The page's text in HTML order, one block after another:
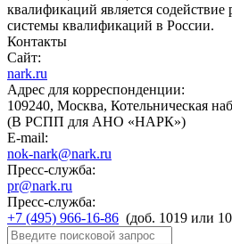
квалификаций является
системы квалификаций в России.
Контакты
Сайт:
nark.ru
Адрес для корреспонденции:
109240, Москва, Котельническая
(В РСПП для АНО «НАРК»)
E-mail:
nok-nark@nark.ru
Пресс-служба:
pr@nark.ru
Пресс-служба:
+7 (495) 966-16-86 (доб. 1019 или